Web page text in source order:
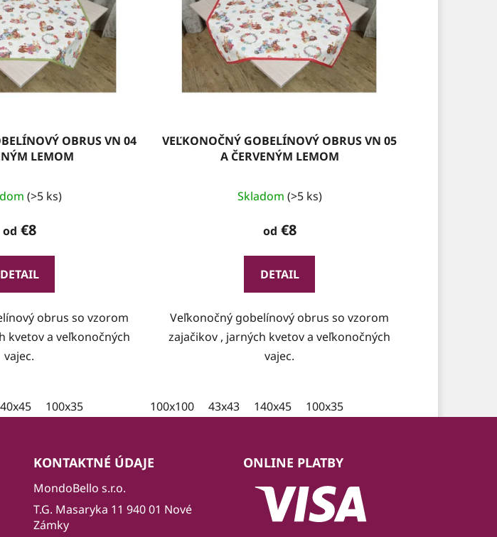
OBRUS VN 04
LEMOM
(>5 ks)
od €8
DETAIL
obrus so vzorom
kvetov a veľkonočných
vajec.
100x35
VEĽKONOČNÝ GOBELÍNOVÝ OBRUS VN 05
A ČERVENÝM LEMOM
Skladom (>5 ks)
od €8
DETAIL
Veľkonočný gobelínový obrus so vzorom
zajačikov , jarných kvetov a veľkonočných
vajec.
100x100 43x43 140x45 100x35
KONTAKTNÉ ÚDAJE
MondoBello s.r.o.
T.G. Masaryka 11 940 01 Nové
Zámky
ONLINE PLATBY